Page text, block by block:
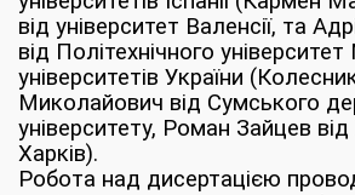
від університет Валенсії, та
від Політехнічного
університетів України
Миколайович від Сумського
університету, Роман Зайцев
Харків).
Робота над дисертацією